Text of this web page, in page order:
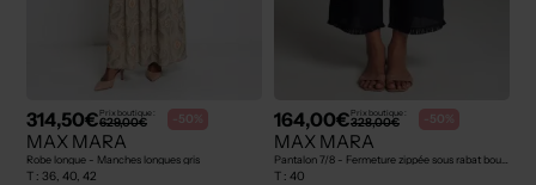
314,50€Prix boutique :
629,00€ -50%
MAX MARA
Robe longue - Manches longues gris
T : 36, 40, 42
164,00€Prix boutique :
328,00€ -50%
MAX MARA
T : 40